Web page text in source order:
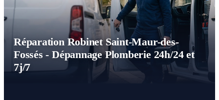
Réparation Robinet Saint-Maur-des-
Fossés - Dépannage Plomberie 24h/24 et
7j/7